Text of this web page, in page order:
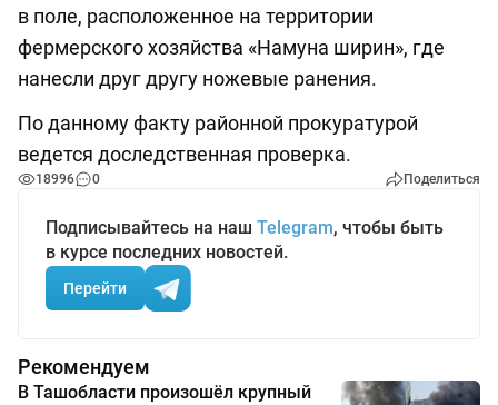
в поле, расположенное на территории
фермерского хозяйства «Намуна ширин», где
нанесли друг другу ножевые ранения.
По данному факту районной прокуратурой
ведется доследственная проверка.
18996 0 Поделиться
Подписывайтесь на наш Telegram, чтобы быть
в курсе последних новостей.
Перейти
Рекомендуем
В Ташобласти произошёл крупный